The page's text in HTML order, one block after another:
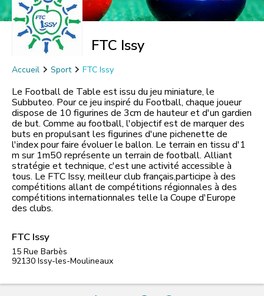
FTC Issy
Accueil Sport FTC Issy
Le Football de Table est issu du jeu miniature, le
Subbuteo. Pour ce jeu inspiré du Football, chaque joueur
dispose de 10 figurines de 3cm de hauteur et d'un gardien
de but. Comme au football, l'objectif est de marquer des
buts en propulsant les figurines d'une pichenette de
l'index pour faire évoluer le ballon. Le terrain en tissu d'1
m sur 1m50 représente un terrain de football. Alliant
stratégie et technique, c'est une activité accessible à
tous. Le FTC Issy, meilleur club français,participe à des
compétitions allant de compétitions régionnales à des
compétitions internationnales telle la Coupe d'Europe
des clubs.
FTC Issy
15 Rue Barbès
92130 Issy-les-Moulineaux